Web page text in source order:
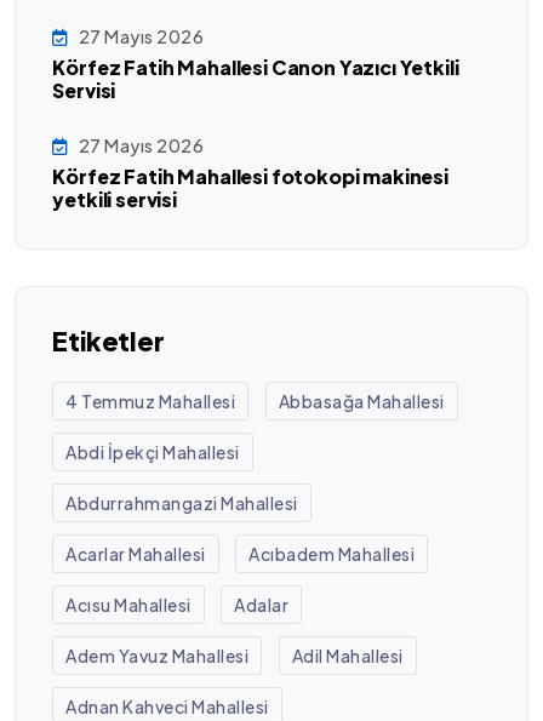
27 Mayıs 2026
Körfez Fatih Mahallesi Canon Yazıcı Yetkili
Servisi
27 Mayıs 2026
Körfez Fatih Mahallesi fotokopi makinesi
yetkili servisi
Etiketler
4 Temmuz Mahallesi Abbasağa Mahallesi
Abdi İpekçi Mahallesi
Abdurrahmangazi Mahallesi
Acarlar Mahallesi Acıbadem Mahallesi
Acısu Mahallesi Adalar
Adem Yavuz Mahallesi Adil Mahallesi
Adnan Kahveci Mahallesi